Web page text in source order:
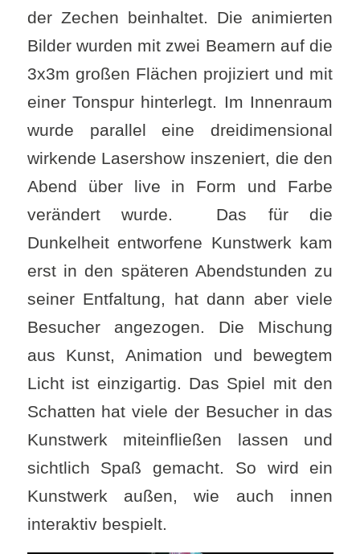
der Zechen beinhaltet. Die animierten
Bilder wurden mit zwei Beamern auf die
3x3m großen Flächen projiziert und mit
einer Tonspur hinterlegt. Im Innenraum
wurde parallel eine dreidimensional
wirkende Lasershow inszeniert, die den
Abend über live in Form und Farbe
verändert wurde. Das für die
Dunkelheit entworfene Kunstwerk kam
erst in den späteren Abendstunden zu
seiner Entfaltung, hat dann aber viele
Besucher angezogen. Die Mischung
aus Kunst, Animation und bewegtem
Licht ist einzigartig. Das Spiel mit den
Schatten hat viele der Besucher in das
Kunstwerk miteinfließen lassen und
sichtlich Spaß gemacht. So wird ein
Kunstwerk außen, wie auch innen
interaktiv bespielt.